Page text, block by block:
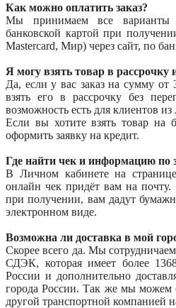
Как можно оплатить заказ?
Мы принимаем все варианты
банковской картой при
Mastercard, Мир) через сайт, по
Я могу взять товар в рассрочку
Да, если у вас заказ на сумму
взять его в рассрочку без
возможность есть для клиентов
Если вы хотите взять товар на
оформить заявку на кредит.
Где найти чек и информацию по
В Личном кабинете на
онлайн чек придёт вам на почту.
при получении, вам дадут
электронном виде.
Возможна ли доставка в мой
Скорее всего да. Мы
СДЭК, которая имеет более
России и дополнительно
города России. Так же мы можем
другой транспортной компанией